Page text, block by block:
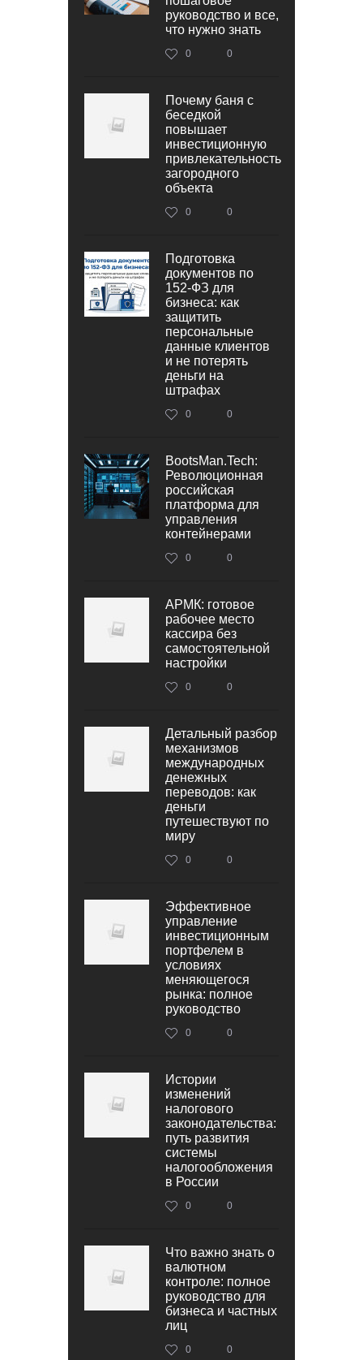
руководство и все,
что нужно знать
0 0
Почему баня с
беседкой
повышает
инвестиционную
привлекательность
загородного
объекта
0 0
Подготовка
документов по
152‑ФЗ для
бизнеса: как
защитить
персональные
данные клиентов
и не потерять
деньги на
штрафах
0 0
BootsMan.Tech:
Революционная
российская
платформа для
управления
контейнерами
0 0
АРМК: готовое
рабочее место
кассира без
самостоятельной
настройки
0 0
Детальный разбор
механизмов
международных
денежных
переводов: как
деньги
путешествуют по
миру
0 0
Эффективное
управление
инвестиционным
портфелем в
условиях
меняющегося
рынка: полное
руководство
0 0
Истории
изменений
налогового
законодательства:
путь развития
системы
налогообложения
в России
0 0
Что важно знать о
валютном
контроле: полное
руководство для
бизнеса и частных
лиц
0 0